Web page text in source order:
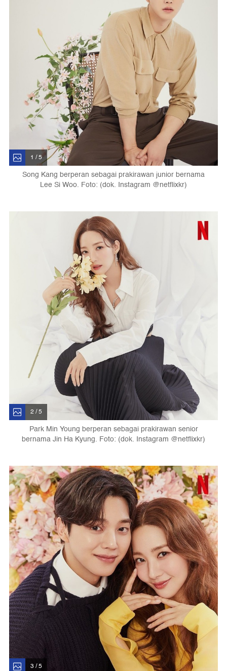
1 / 5
Song Kang berperan sebagai prakirawan junior bernama
Lee Si Woo. Foto: (dok. Instagram @netflixkr)
2 / 5
Park Min Young berperan sebagai prakirawan senior
bernama Jin Ha Kyung. Foto: (dok. Instagram @netflixkr)
3 / 5